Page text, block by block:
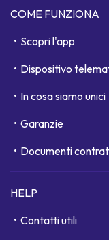
COME FUNZIONA
Scopri l'app
Dispositivo
In cosa siamo unici
Garanzie
Documenti
HELP
Contatti utili